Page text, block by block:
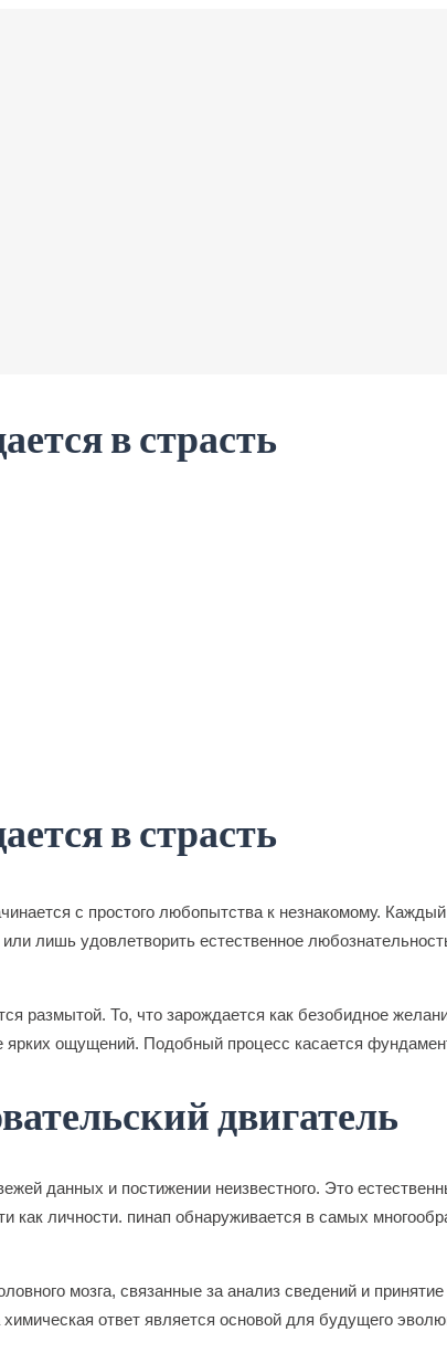
в страсть
в страсть
с простого любопытства к незнакомому.
лишь удовлетворить естественное
размытой. То, что зарождается как безобидное
ощущений. Подобный процесс касается
двигатель
данных и постижении неизвестного. Это
личности. пинап обнаруживается в самых
мозга, связанные за анализ сведений и
ответ является основой для будущего